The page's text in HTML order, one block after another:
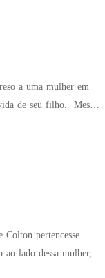
a uma mulher em
seu filho. Mesmo
Ele foi
Ela retrucou: "Você
ao lado dessa mulher,